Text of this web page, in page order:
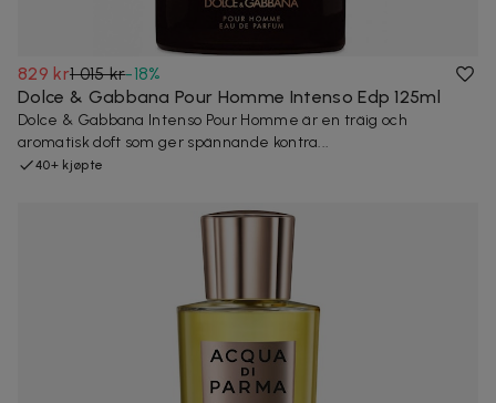
829 kr1 015 kr-18%
Dolce & Gabbana Pour Homme Intenso Edp 125ml
Dolce & Gabbana Intenso Pour Homme är en träig och
aromatisk doft som ger spännande kontra...
40+ kjøpte